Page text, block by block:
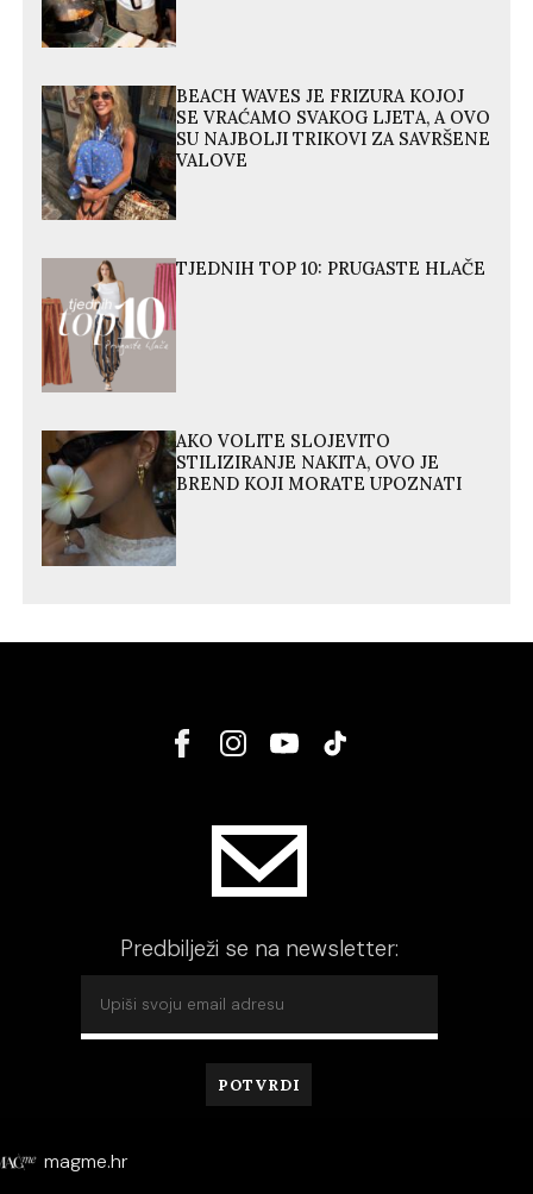
BEACH WAVES JE FRIZURA KOJOJ
SE VRAĆAMO SVAKOG LJETA, A OVO
SU NAJBOLJI TRIKOVI ZA SAVRŠENE
VALOVE
TJEDNIH TOP 10: PRUGASTE HLAČE
AKO VOLITE SLOJEVITO
STILIZIRANJE NAKITA, OVO JE
BREND KOJI MORATE UPOZNATI
Predbilježi se na newsletter:
magme.hr